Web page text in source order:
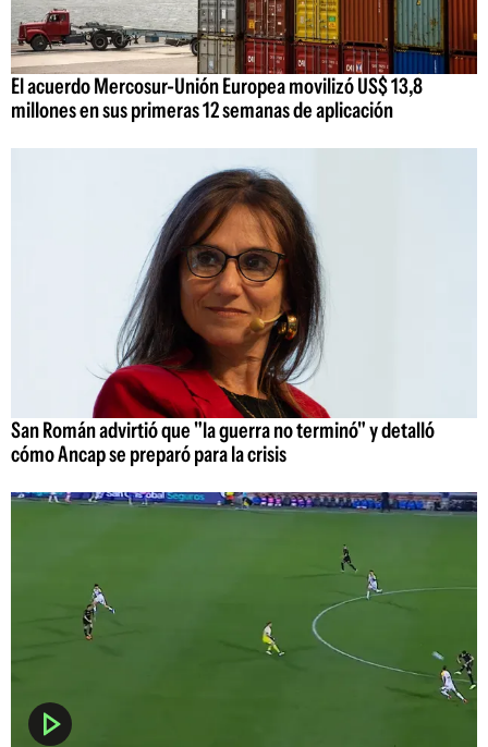
El acuerdo Mercosur-Unión Europea movilizó US$ 13,8
millones en sus primeras 12 semanas de aplicación
San Román advirtió que "la guerra no terminó" y detalló
cómo Ancap se preparó para la crisis